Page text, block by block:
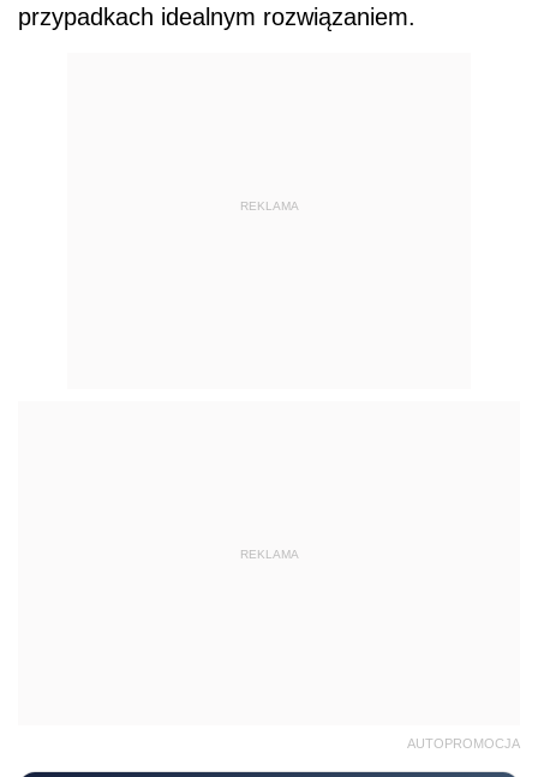
przypadkach idealnym rozwiązaniem.
REKLAMA
REKLAMA
AUTOPROMOCJA